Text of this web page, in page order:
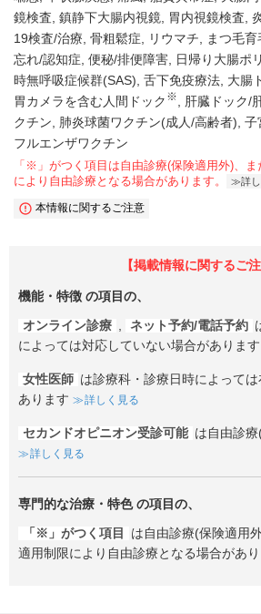
鏡検査 鎮静下大腸内視鏡 胃内視鏡検査
19検査/治療 骨粗鬆症 リウマチ まつ毛育
忘れ/認知症 便秘/排便障害 日帰り大腸ポ
時無呼吸症候群(SAS) 舌下免疫療法 大腸
胃カメラを含む人間ドック ※ 肝臓ドック/
クチン
肺炎球菌ワクチン(成人/高齢者) 子
フルエンザワクチン
「※」がつく項目は自由診療(保険適用外)、
により自由診療となる場合があります。
詳
本情報に関するご注意
【掲載情報に関するご注
機能・特徴 の項目の、
オンライン診療 , ネット予約/電話予約
によっては対応していない場合があります
女性医師 は診療科・診療日時によって
あります
詳しく見る
セカンドオピニオン受診可能 は自由診
詳しく見る
専門的な治療・特色の項目の、
「※」がつく項目
は自由診療(保険適用
適用制限により自由診療となる場合があり